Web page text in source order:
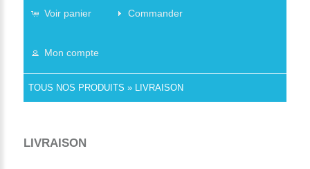
Voir panier Commander
Mon compte
TOUS NOS PRODUITS » LIVRAISON
LIVRAISON